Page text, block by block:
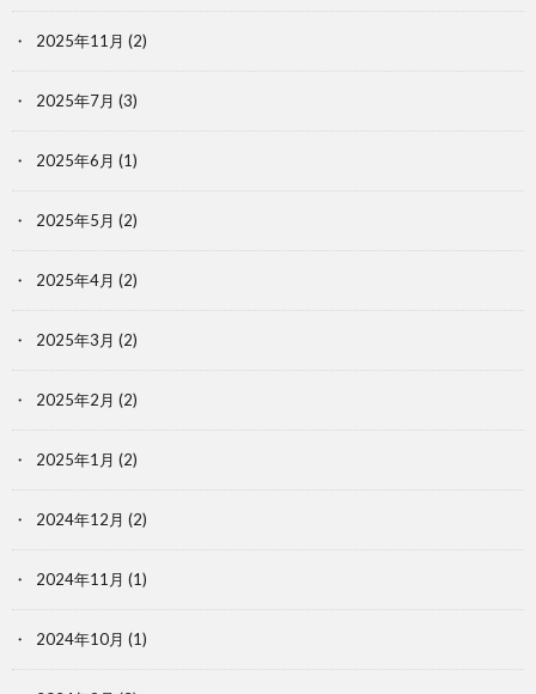
2025年11月 (2)
2025年7月 (3)
2025年6月 (1)
2025年5月 (2)
2025年4月 (2)
2025年3月 (2)
2025年2月 (2)
2025年1月 (2)
2024年12月 (2)
2024年11月 (1)
2024年10月 (1)